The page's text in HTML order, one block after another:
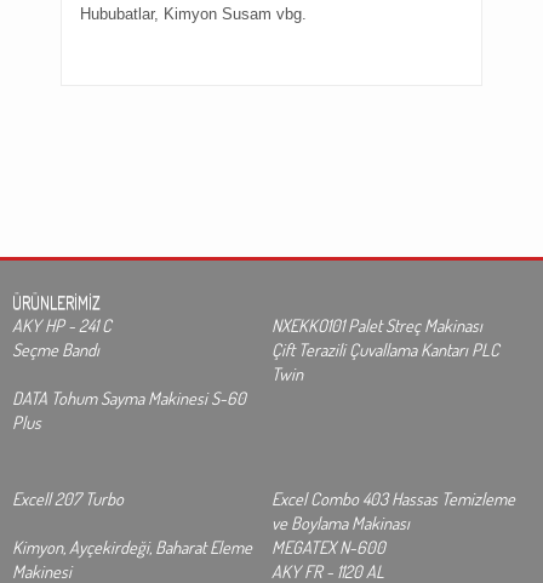
Hububatlar, Kimyon Susam vbg.
ÜRÜNLERİMİZ
AKY HP - 241 C
NXEKKO101 Palet Streç Makinası
Seçme Bandı
Çift Terazili Çuvallama Kantarı PLC
Twin
DATA Tohum Sayma Makinesi S-60
Plus
Excell 207 Turbo
Excel Combo 403 Hassas Temizleme
ve Boylama Makinası
Kimyon, Ayçekirdeği, Baharat Eleme
Makinesi
MEGATEX N-600
AKY FR - 1120 AL